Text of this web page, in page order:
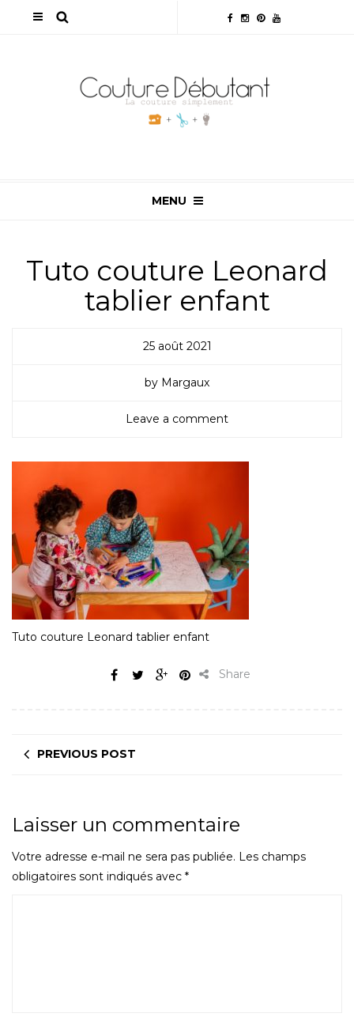
MENU
Tuto couture Leonard
tablier enfant
25 août 2021
by Margaux
Leave a comment
Tuto couture Leonard tablier enfant
Share
PREVIOUS POST
Laisser un commentaire
Votre adresse e-mail ne sera pas publiée. Les champs
obligatoires sont indiqués avec *